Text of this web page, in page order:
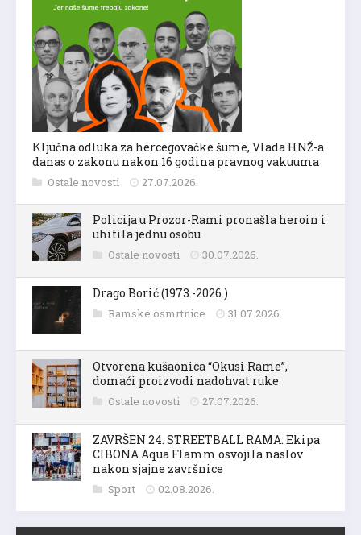
Ključna odluka za hercegovačke šume, Vlada HNŽ-a
danas o zakonu nakon 16 godina pravnog vakuuma
Ostale novosti 27.07.2026.
Policija u Prozor-Rami pronašla heroin i
uhitila jednu osobu
Ostale novosti 30.07.2026.
Drago Borić (1973.-2026.)
Ramske osmrtnice 31.07.2026.
Otvorena kušaonica “Okusi Rame”,
domaći proizvodi nadohvat ruke
Ostale novosti 27.07.2026.
ZAVRŠEN 24. STREETBALL RAMA: Ekipa
CIBONA Aqua Flamm osvojila naslov
nakon sjajne završnice
Sport 02.08.2026.